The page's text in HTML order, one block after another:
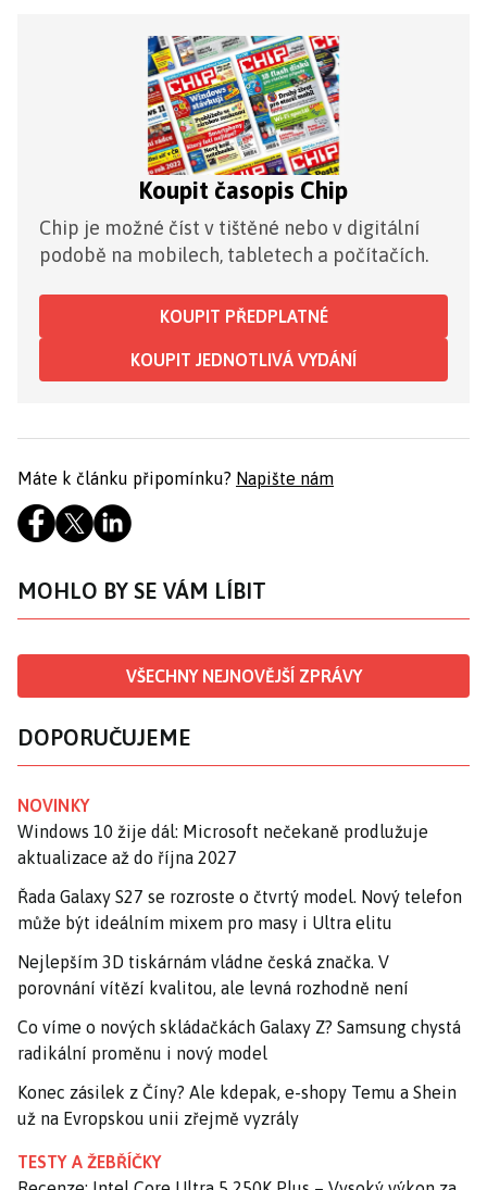
Koupit časopis Chip
Chip je možné číst v tištěné nebo v digitální
podobě na mobilech, tabletech a počítačích.
KOUPIT PŘEDPLATNÉ
KOUPIT JEDNOTLIVÁ VYDÁNÍ
Máte k článku připomínku? Napište nám
MOHLO BY SE VÁM LÍBIT
VŠECHNY NEJNOVĚJŠÍ ZPRÁVY
DOPORUČUJEME
NOVINKY
Windows 10 žije dál: Microsoft nečekaně prodlužuje
aktualizace až do října 2027
Řada Galaxy S27 se rozroste o čtvrtý model. Nový telefon
může být ideálním mixem pro masy i Ultra elitu
Nejlepším 3D tiskárnám vládne česká značka. V
porovnání vítězí kvalitou, ale levná rozhodně není
Co víme o nových skládačkách Galaxy Z? Samsung chystá
radikální proměnu i nový model
Konec zásilek z Číny? Ale kdepak, e-shopy Temu a Shein
už na Evropskou unii zřejmě vyzrály
TESTY A ŽEBŘÍČKY